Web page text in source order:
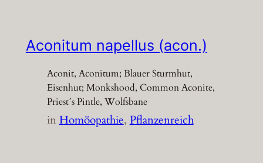
Aconitum napellus (acon.)
Aconit, Aconitum; Blauer Sturmhut,
Eisenhut; Monkshood, Common Aconite,
Priest´s Pintle, Wolfsbane
inHomöopathie, Pflanzenreich